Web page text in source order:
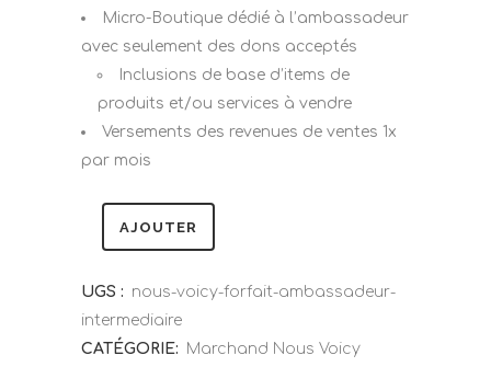
Micro-Boutique dédié à l’ambassadeur
avec seulement des dons acceptés
Inclusions de base d’items de
produits et/ou services à vendre
Versements des revenues de ventes 1x
par mois
AJOUTER
UGS : nous-voicy-forfait-ambassadeur-
intermediaire
CATÉGORIE: Marchand Nous Voicy